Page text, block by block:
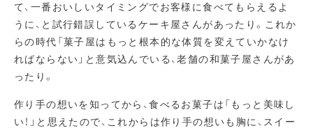
て、一番おいしいタイミングでお客様に食べてもらえるよ
うに、と試行錯誤しているケーキ屋さんがあったり。これか
らの時代「菓子屋はもっと根本的な体質を変えていかなけ
ればならない」と意気込んでいる、老舗の和菓子屋さんがあ
ったり。
作り手の想いを知ってから、食べるお菓子は「もっと美味し
い！」と思えたので、これからは作り手の想いも胸に、スイー